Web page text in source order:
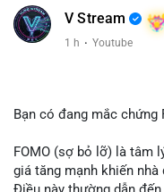
V Stream
1 h · Youtube
Bạn có đang mắc chứng
FOMO (sợ bỏ lỡ) là tâm
giá tăng mạnh khiến